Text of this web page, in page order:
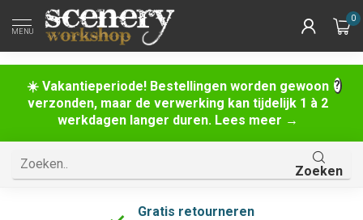
☀️ Vakantieperiode! Bestellingen worden gewoon
verzonden, maar de verwerking kan tijdelijk 1 à 2
werkdagen langer duren. Lees meer →
MENU
0
Zoeken
Gratis retourneren